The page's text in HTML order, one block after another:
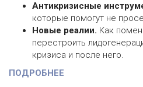
Антикризисные
которые помогут не
Новые реалии. Как
перестроить
кризиса и после него.
ПОДРОБНЕЕ